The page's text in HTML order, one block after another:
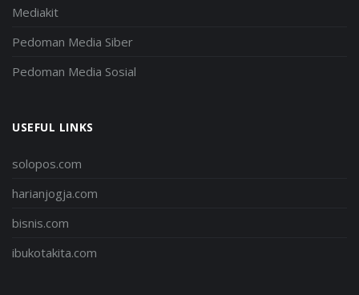
Mediakit
Pedoman Media Siber
Pedoman Media Sosial
USEFUL LINKS
solopos.com
harianjogja.com
bisnis.com
ibukotakita.com